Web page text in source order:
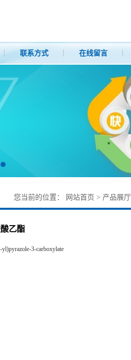
联系方式 在线留言
您当前的位置： 网站首页 > 产品展厅
乙酯
3-carboxylate